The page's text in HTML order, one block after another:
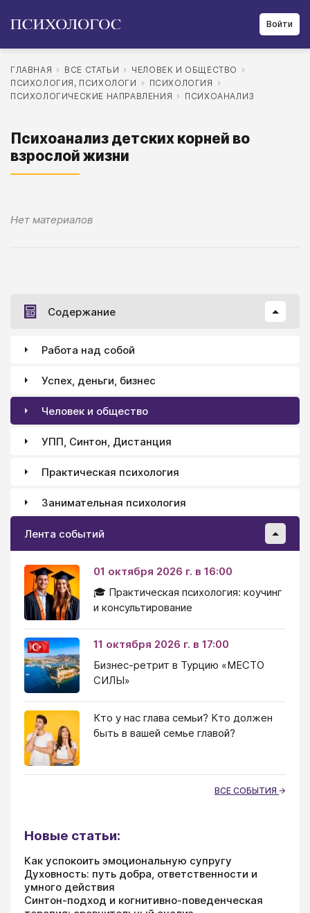
Войти
ГЛАВНАЯ ВСЕ СТАТЬИ
ЧЕЛОВЕК И ОБЩЕСТВО
ПСИХОЛОГИЯ, ПСИХОЛОГИ
ПСИХОЛОГИЯ
ПСИХОЛОГИЧЕСКИЕ НАПРАВЛЕНИЯ
ПСИХОАНАЛИЗ
Психоанализ детских корней во
взрослой жизни
Нет материалов
Содержание
Работа над собой
Успех, деньги, бизнес
Человек и общество
УПП, Синтон, Дистанция
Практическая психология
Занимательная психология
Лента событий
01 октября 2026 г. в 16:00
🎓 Практическая психология: коучинг
и консультирование
11 октября 2026 г. в 17:00
Бизнес-ретрит в Турцию «МЕСТО
СИЛЫ»
Кто у нас глава семьи? Кто должен
быть в вашей семье главой?
ВСЕ СОБЫТИЯ
Новые статьи:
Как успокоить эмоциональную супругу
Духовность: путь добра, ответственности и
умного действия
Синтон-подход и когнитивно-поведенческая